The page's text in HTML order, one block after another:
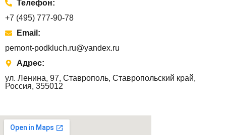
Телефон:
+7 (495) 777-90-78
Email:
pemont-podkluch.ru@yandex.ru
Адрес:
ул. Ленина, 97, Ставрополь, Ставропольский край,
Россия, 355012